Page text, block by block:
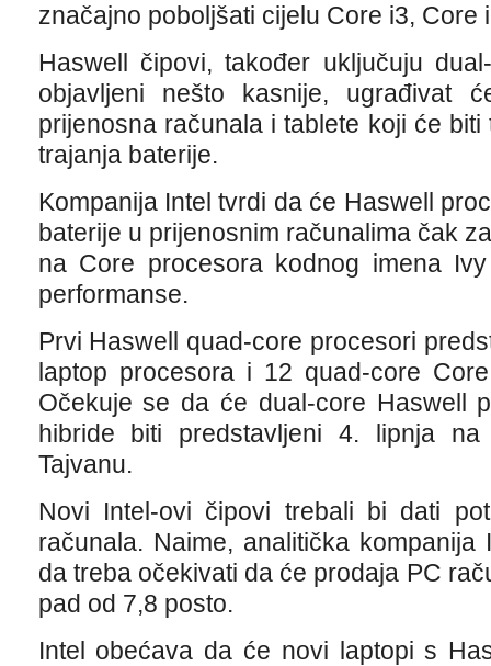
značajno poboljšati cijelu Core i3, Core
Haswell čipovi, također uključuju
objavljeni nešto kasnije, ugrađivat
prijenosna računala i tablete koji će
trajanja baterije.
Kompanija Intel tvrdi da će Haswell
baterije u prijenosnim računalima čak
na Core procesora kodnog imena
performanse.
Prvi Haswell quad-core procesori
laptop procesora i 12 quad-core
Očekuje se da će dual-core Haswell
hibride biti predstavljeni 4. lipnja
Tajvanu.
Novi Intel-ovi čipovi trebali bi dati
računala. Naime, analitička
da treba očekivati da će prodaja PC
pad od 7,8 posto.
Intel obećava da će novi laptopi s